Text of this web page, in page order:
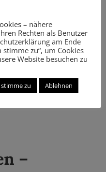
1 2 Weiter
–
– nähere
Rechten als Benutzer
am Ende
stimme zu“, um Cookies
Website besuchen zu
stimme zu Ablehnen